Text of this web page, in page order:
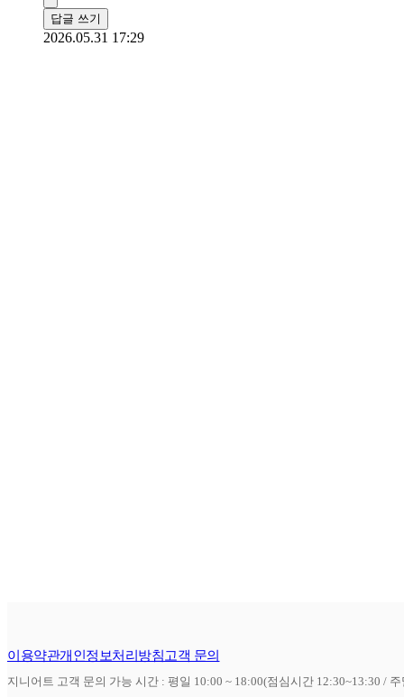
답글 쓰기
2026.05.31 17:29
이용약관개인정보처리방침고객 문의
지니어트 고객 문의 가능 시간 : 평일 10:00 ~ 18:00(점심시간 12:30~13:30 /